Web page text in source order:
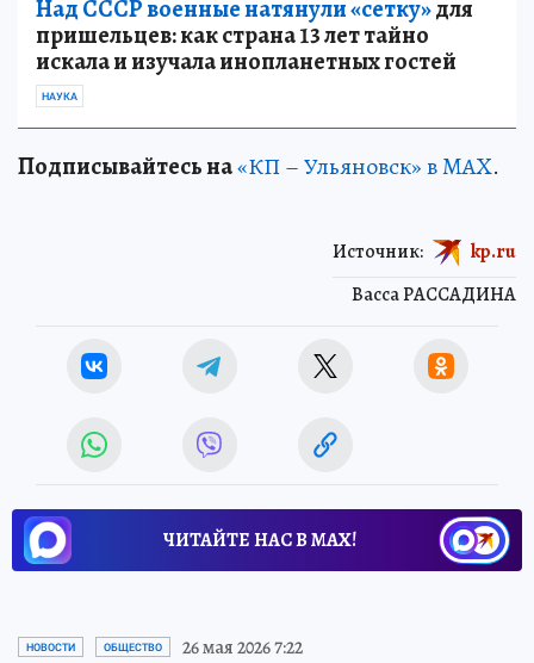
Над СССР военные натянули «сетку»для
пришельцев: как страна 13 лет тайно
искала и изучала инопланетных гостей
НАУКА
Подписывайтесь на«КП – Ульяновск» в MAX.
Васса РАССАДИНА
Источник: kp.ru
ЧИТАЙТЕ НАС В МАХ!
НОВОСТИ ОБЩЕСТВО 26 мая 2026 7:22